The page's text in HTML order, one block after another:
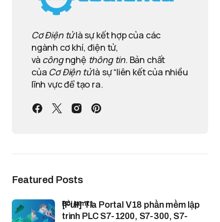
Cơ Điện tửlà sự kết hợp của các
ngành cơ khí, điện tử,
và côngnghệ thông tin. Bản chất
của Cơ Điện tửlà sự “liên kết của nhiều
lĩnh vực để tạo ra.
Featured Posts
[Full] Tia Portal V18 phần mềm lập
trình PLC S7-1200, S7-300, S7-
bởi lamtt